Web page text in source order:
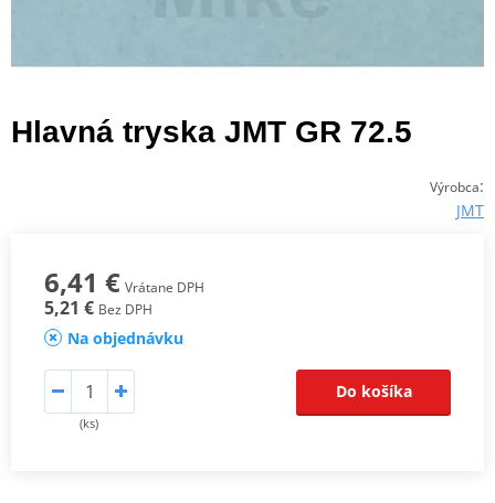
Hlavná tryska JMT GR 72.5
Výrobca:
JMT
6,41 € Vrátane DPH
5,21 € Bez DPH
Na objednávku
(ks)
Do košíka